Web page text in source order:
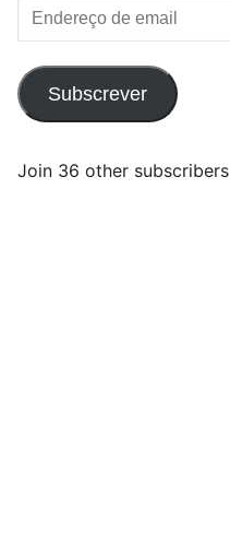
Endereço
de
email
Subscrever
Join 36 other subscribers